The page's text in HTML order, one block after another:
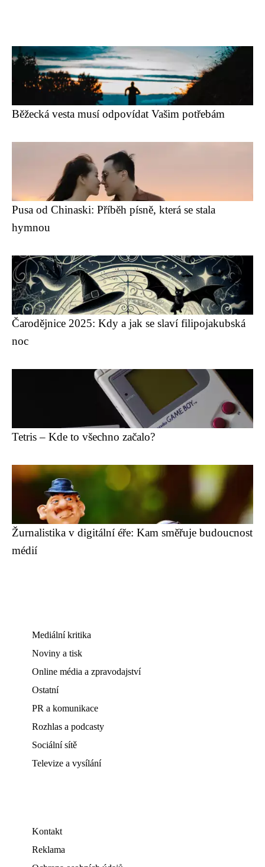
Běžecká vesta musí odpovídat Vašim potřebám
Pusa od Chinaski: Příběh písně, která se stala
hymnou
Čarodějnice 2025: Kdy a jak se slaví filipojakubská
noc
Tetris – Kde to všechno začalo?
Žurnalistika v digitální éře: Kam směřuje budoucnost
médií
Mediální kritika
Noviny a tisk
Online média a zpravodajství
Ostatní
PR a komunikace
Rozhlas a podcasty
Sociální sítě
Televize a vysílání
Kontakt
Reklama